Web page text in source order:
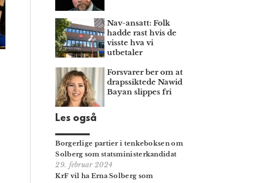
Nav-ansatt: Folk
hadde rast hvis de
visste hva vi
utbetaler
Forsvarer ber om at
draps­siktede Nawid
Bayan slippes fri
Les også
Borgerlige partier i tenkeboksen om
Solberg som statsminister­kandidat
29. februar 2024
KrF vil ha Erna Solberg som